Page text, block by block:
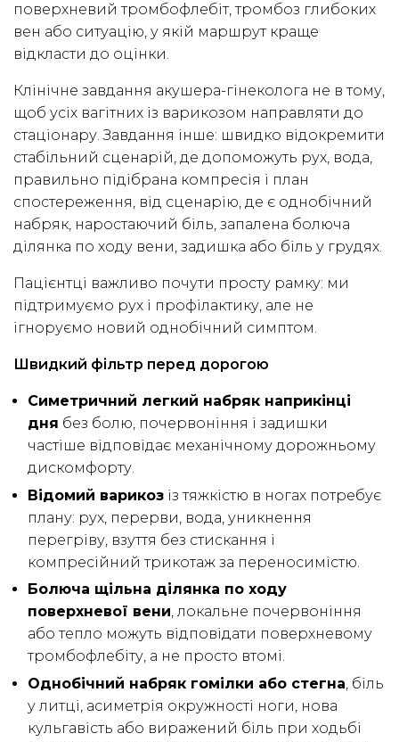
поверхневий тромбофлебіт, тромбоз глибоких
вен або ситуацію, у якій маршрут краще
відкласти до оцінки.
Клінічне завдання акушера-гінеколога не в тому,
щоб усіх вагітних із варикозом направляти до
стаціонару. Завдання інше: швидко відокремити
стабільний сценарій, де допоможуть рух, вода,
правильно підібрана компресія і план
спостереження, від сценарію, де є однобічний
набряк, наростаючий біль, запалена болюча
ділянка по ходу вени, задишка або біль у грудях.
Пацієнтці важливо почути просту рамку: ми
підтримуємо рух і профілактику, але не
ігноруємо новий однобічний симптом.
Швидкий фільтр перед дорогою
Симетричний легкий набряк наприкінці
дня без болю, почервоніння і задишки
частіше відповідає механічному дорожньому
дискомфорту.
Відомий варикоз із тяжкістю в ногах потребує
плану: рух, перерви, вода, уникнення
перегріву, взуття без стискання і
компресійний трикотаж за переносимістю.
Болюча щільна ділянка по ходу
поверхневої вени, локальне почервоніння
або тепло можуть відповідати поверхневому
тромбофлебіту, а не просто втомі.
Однобічний набряк гомілки або стегна, біль
у литці, асиметрія окружності ноги, нова
кульгавість або виражений біль при ходьбі